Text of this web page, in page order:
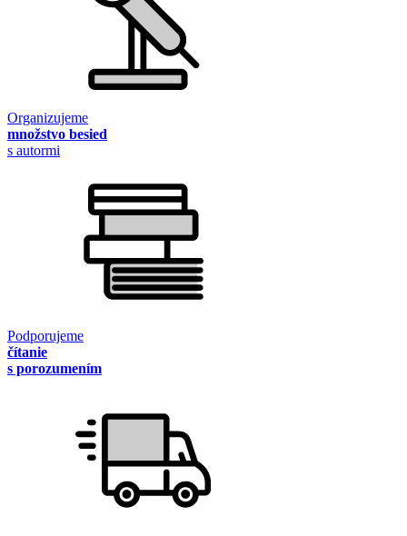
Organizujeme
množstvo besied
s autormi
Podporujeme
čítanie
s porozumením